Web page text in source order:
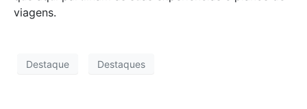
viagens.
Destaque Destaques